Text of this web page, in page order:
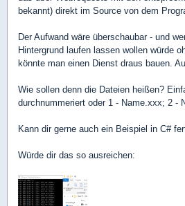
bekannt) direkt im Source von dem
Der Aufwand wäre überschaubar - und
Hintergrund laufen lassen wollen würde
könnte man einen Dienst draus bauen.
Wie sollen denn die Dateien heißen?
durchnummeriert oder 1 - Name.xxx; 2 -
Kann dir gerne auch ein Beispiel in C#
Würde dir das so ausreichen: